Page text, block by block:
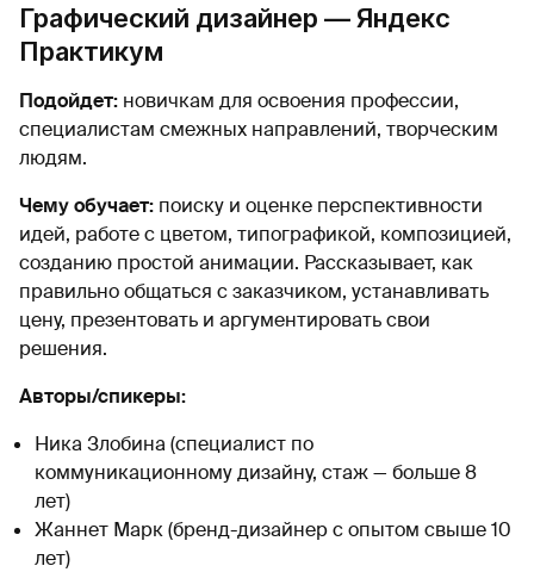
Графический дизайнер — Яндекс
Практикум
Подойдет: новичкам для освоения профессии,
специалистам смежных направлений, творческим
людям.
Чему обучает: поиску и оценке перспективности
идей, работе с цветом, типографикой, композицией,
созданию простой анимации. Рассказывает, как
правильно общаться с заказчиком, устанавливать
цену, презентовать и аргументировать свои
решения.
Авторы/спикеры:
Ника Злобина (специалист по
коммуникационному дизайну, стаж — больше 8
лет)
Жаннет Марк (бренд-дизайнер с опытом свыше 10
лет)